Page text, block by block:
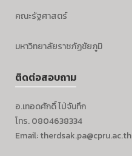
คณะรัฐศาสตร์
มหาวิทยาลัยราชภัฏชัยภูมิ
ติดต่อสอบถาม
อ.เทอดศักดิ์ ไป่จันทึก
โทร. 0804638334
Email: therdsak.pa@cpru.ac.th